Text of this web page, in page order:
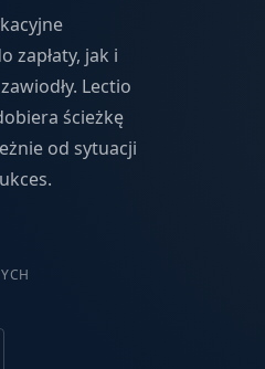
zapłaty, jak i
Lectio
ścieżkę
od sytuacji